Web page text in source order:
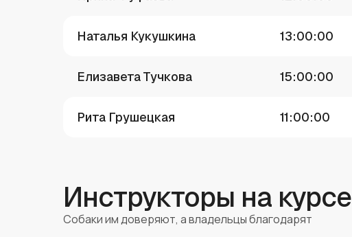
Наталья Кукушкина 13:00:00
Елизавета Тучкова 15:00:00
Рита Грушецкая 11:00:00
Инструкторы на курсе
Собаки им доверяют, а владельцы благодарят